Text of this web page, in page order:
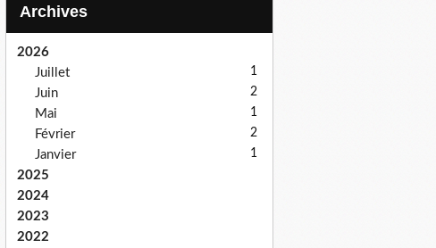
Archives
2026
Juillet
1
Juin 2
Mai 1
Février 2
Janvier 1
2025
2024
2023
2022